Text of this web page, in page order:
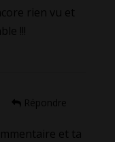
rien vu et
!!!
Répondre
et ta